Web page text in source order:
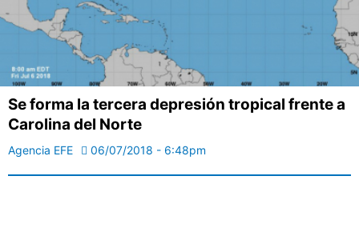
Se forma la tercera depresión tropical frente a
Carolina del Norte
Agencia EFE 06/07/2018 - 6:48pm